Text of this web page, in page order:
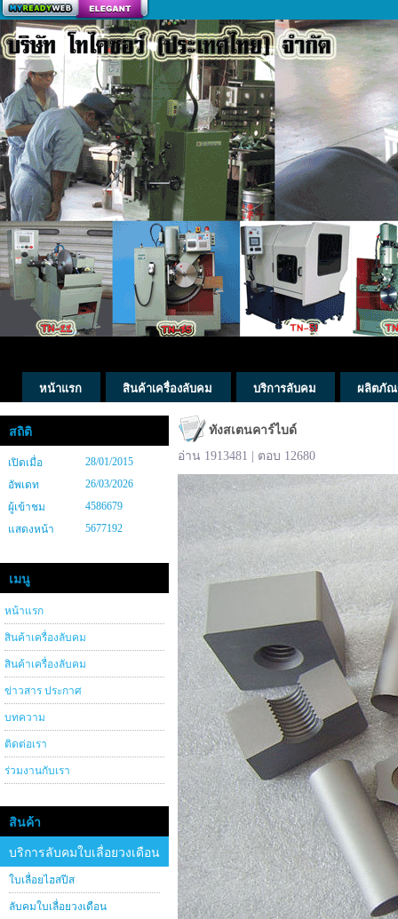
สร้างเว็บ
หน้าแรก สินค้าเครื่องลับคม บริการลับคม ผลิตภัณ
สถิติ
เปิดเมื่อ
28/01/2015
อัพเดท
26/03/2026
ผู้เข้าชม
4586679
แสดงหน้า
5677192
เมนู
หน้าแรก
สินค้าเครื่องลับคม
สินค้าเครื่องลับคม
ข่าวสาร ประกาศ
บทความ
ติดต่อเรา
ร่วมงานกับเรา
สินค้า
บริการลับคมใบเลื่อยวงเดือน
ใบเลื่อยไฮสปีส
ลับคมใบเลื่อยวงเดือน
ทังสเตนคาร์ไบด์
อ่าน 1913481 | ตอบ 12680